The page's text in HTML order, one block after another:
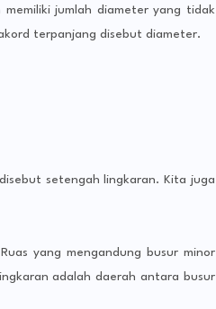
jumlah diameter yang tidak
terpanjang disebut diameter.
setengah lingkaran. Kita juga
yang mengandung busur minor
adalah daerah antara busur